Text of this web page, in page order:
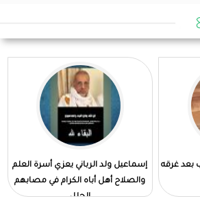
بعد غرقه
إسماعيل ولد الرباني يعزي أسرة العلم
والصلاح أهل أباه الكرام في مصابهم
الجلل